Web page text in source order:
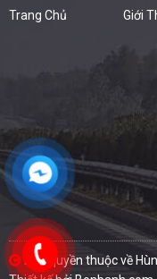
Trang Chủ Giới
Bản quyền thuộc về